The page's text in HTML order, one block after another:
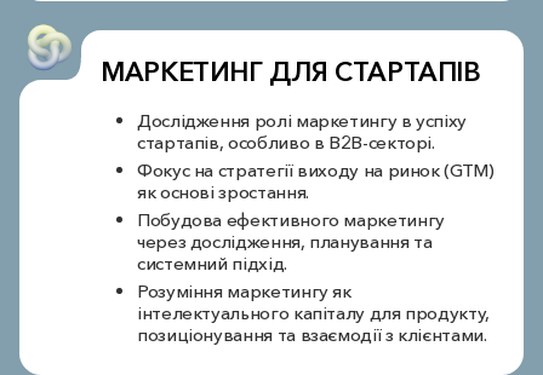
МАРКЕТИНГ ДЛЯ СТАРТАПІВ
Дослідження ролі маркетингу в успіху
стартапів, особливо в B2B-секторі.
Фокус на стратегії виходу на ринок (GTM)
як основі зростання.
Побудова ефективного маркетингу
через дослідження, планування та
системний підхід.
Розуміння маркетингу як
інтелектуального капіталу для продукту,
позиціонування та взаємодії з клієнтами.